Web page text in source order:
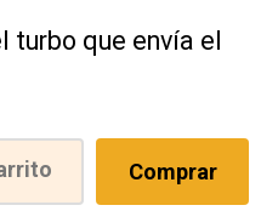
turbo que envía el
Comprar